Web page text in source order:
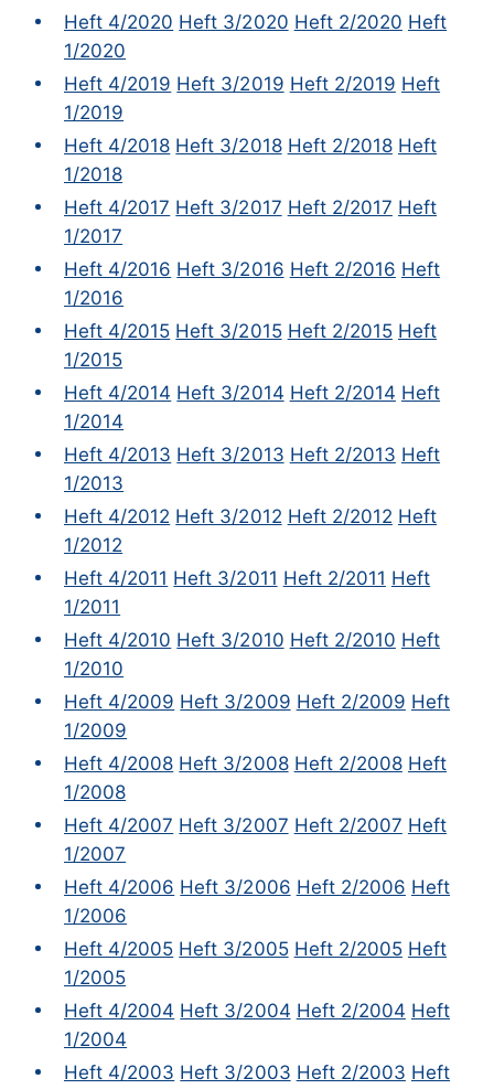
Heft 4/2020 Heft 3/2020 Heft 2/2020 Heft
1/2020
Heft 4/2019 Heft 3/2019 Heft 2/2019 Heft
1/2019
Heft 4/2018 Heft 3/2018 Heft 2/2018 Heft
1/2018
Heft 4/2017 Heft 3/2017 Heft 2/2017 Heft
1/2017
Heft 4/2016 Heft 3/2016 Heft 2/2016 Heft
1/2016
Heft 4/2015 Heft 3/2015 Heft 2/2015 Heft
1/2015
Heft 4/2014 Heft 3/2014 Heft 2/2014 Heft
1/2014
Heft 4/2013 Heft 3/2013 Heft 2/2013 Heft
1/2013
Heft 4/2012 Heft 3/2012 Heft 2/2012 Heft
1/2012
Heft 4/2011 Heft 3/2011 Heft 2/2011 Heft
1/2011
Heft 4/2010 Heft 3/2010 Heft 2/2010 Heft
1/2010
Heft 4/2009 Heft 3/2009 Heft 2/2009 Heft
1/2009
Heft 4/2008 Heft 3/2008 Heft 2/2008 Heft
1/2008
Heft 4/2007 Heft 3/2007 Heft 2/2007 Heft
1/2007
Heft 4/2006 Heft 3/2006 Heft 2/2006 Heft
1/2006
Heft 4/2005 Heft 3/2005 Heft 2/2005 Heft
1/2005
Heft 4/2004 Heft 3/2004 Heft 2/2004 Heft
1/2004
Heft 4/2003 Heft 3/2003 Heft 2/2003 Heft